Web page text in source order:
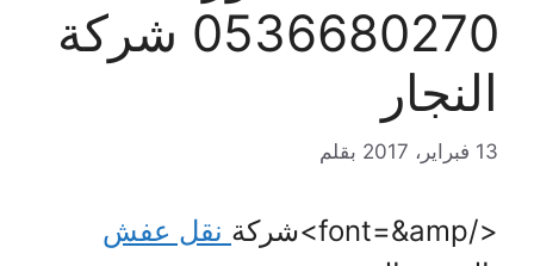
0536680270 شركة
النجار
13 فبراير، 2017 بقلم
</font=&amp>شركة
نقل عفش